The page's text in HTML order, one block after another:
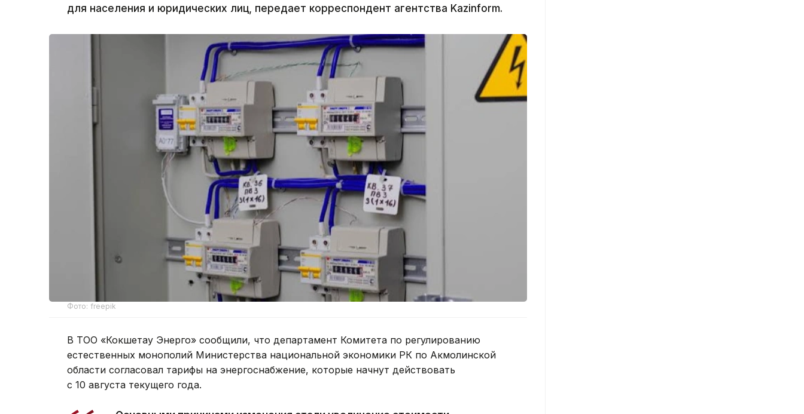
для населения и юридических лиц, передает корреспондент агентства Kazinform.
Фото: freepik
В ТОО «Кокшетау Энерго» сообщили, что департамент Комитета по регулированию
естественных монополий Министерства национальной экономики РК по Акмолинской
области согласовал тарифы на энергоснабжение, которые начнут действовать
с 10 августа текущего года.